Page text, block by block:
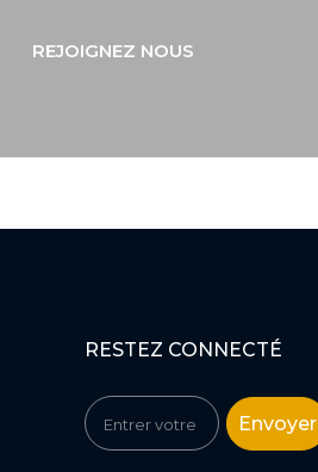
REJOIGNEZ NOUS
RESTEZ CONNECTÉ
Envoyer